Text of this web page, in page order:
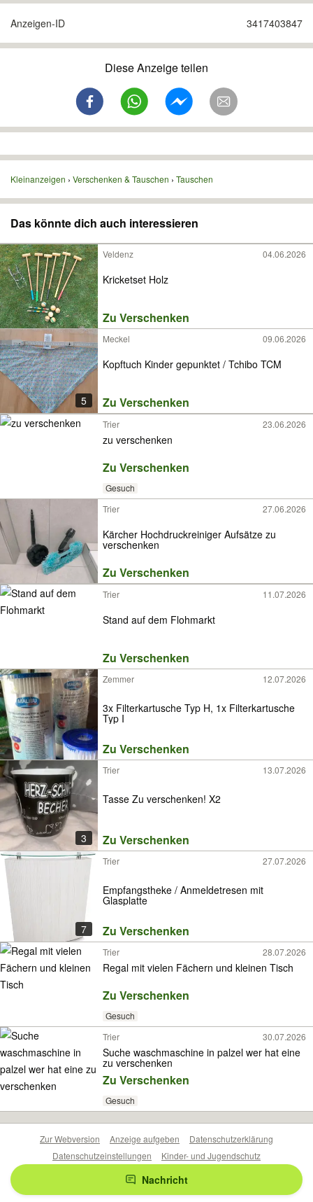
Anzeigen-ID 3417403847
Diese Anzeige teilen
Kleinanzeigen Verschenken & Tauschen Tauschen
Das könnte dich auch interessieren
Veldenz 04.06.2026
Kricketset Holz
Zu Verschenken
5
Meckel 09.06.2026
Kopftuch Kinder gepunktet / Tchibo TCM
Zu Verschenken
Trier 23.06.2026
zu verschenken
Zu Verschenken
Gesuch
Trier
27.06.2026
Kärcher Hochdruckreiniger Aufsätze zu
verschenken
Zu Verschenken
Trier 11.07.2026
Stand auf dem Flohmarkt
Zu Verschenken
Zemmer 12.07.2026
3x Filterkartusche Typ H, 1x Filterkartusche
Typ I
Zu Verschenken
3
Trier 13.07.2026
Tasse Zu verschenken! X2
Zu Verschenken
7
Trier 27.07.2026
Empfangstheke / Anmeldetresen mit
Glasplatte
Zu Verschenken
Trier 28.07.2026
Regal mit vielen Fächern und kleinen Tisch
Zu Verschenken
Gesuch
Trier
30.07.2026
Suche waschmaschine in palzel wer hat eine
zu verschenken
Zu Verschenken
Gesuch
Nachricht
Zur Webversion Anzeige aufgeben
Datenschutzerklärung
Datenschutzeinstellungen
Kinder- und Jugendschutz
Barrierefreiheitserklärung